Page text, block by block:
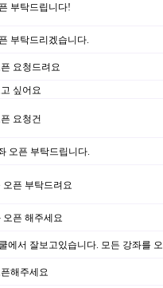
부탁드립니다!
부탁드리겠습니다.
요청드려요
싶어요
요청건
오픈 부탁드립니다.
오픈 부탁드려요
오픈 해주세요
에서 잘보고있습니다. 모든 강좌를
해주세요